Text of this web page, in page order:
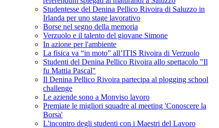
Studentesse del Denina Pellico Rivoira di Saluzzo in
Irlanda per uno stage lavorativo
Borse nel segno della memoria
Verzuolo e il talento del giovane Simone
In azione per l'ambiente
La fisica va “in moto” all’ITIS Rivoira di Verzuolo
Studenti del Denina Pellico Rivoira allo spettacolo "Il
fu Mattia Pascal"
Il Denina Pellico Rivoira partecipa al plogging school
challenge
Le aziende sono a Monviso lavoro
Premiate le migliori squadre al meeting 'Conoscere la
Borsa'
L'incontro degli studenti con i Maestri del Lavoro